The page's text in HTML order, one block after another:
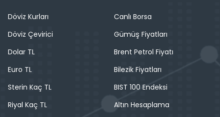
Döviz Kurları
Döviz Çevirici
Dolar TL
Euro TL
Sterin Kaç TL
Riyal Kaç TL
Canlı Borsa
Gümüş Fiyatları
Brent Petrol Fiyatı
Bilezik Fiyatları
BIST 100 Endeksi
Altın Hesaplama